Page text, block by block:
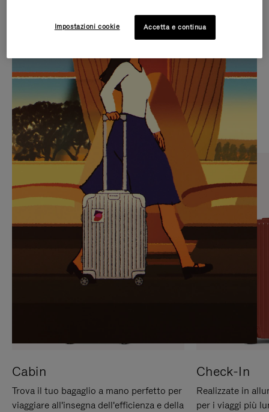
NON
È
IN
PAUSA,
PREMERE
PER
METTERLO
PAUSA
È
SILENZIATO,
PREMI
PER
ATTIVARE
LAUDIO
SELEZIONI REGALO CURATE
Trova la compagna perfetta
per ogni viaggio
Cabin
Trova il tuo bagaglio a mano perfetto per
viaggiare all'insegna dell'efficienza e della
Check-In
Realizzate in
per i viaggi più
Impostazioni cookie Accetta e continua